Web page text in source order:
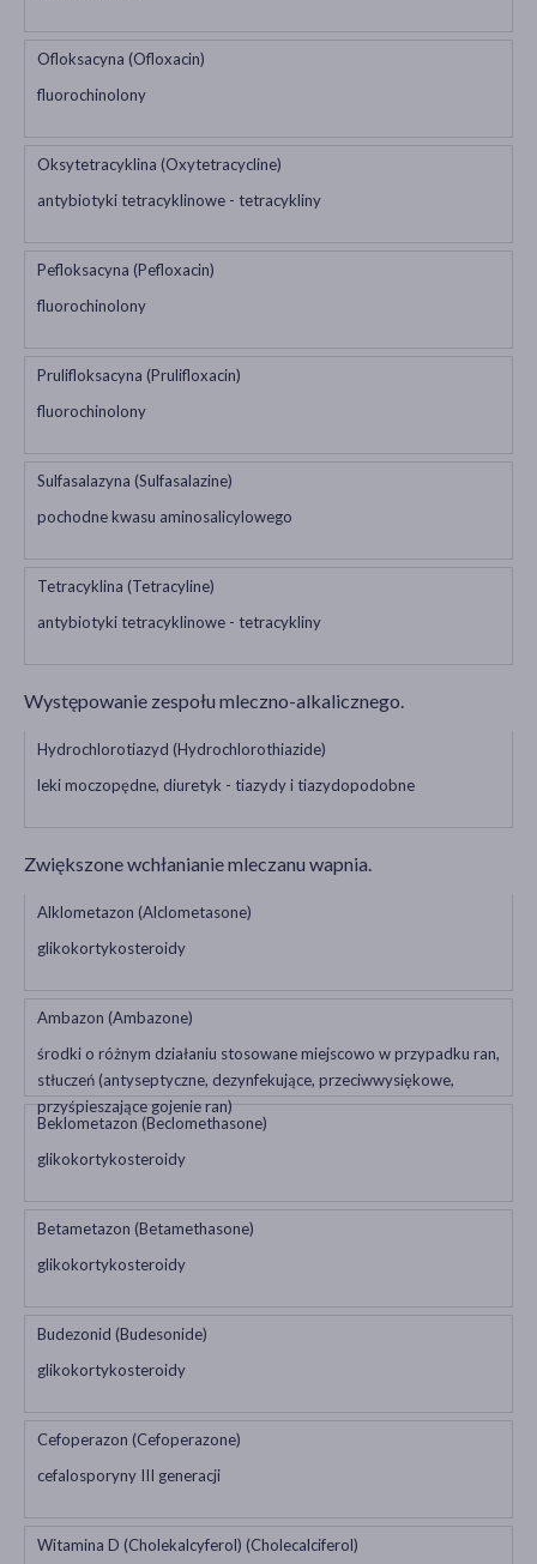
Ofloksacyna (Ofloxacin)
fluorochinolony
Oksytetracyklina (Oxytetracycline)
antybiotyki tetracyklinowe - tetracykliny
Pefloksacyna (Pefloxacin)
fluorochinolony
Prulifloksacyna (Prulifloxacin)
fluorochinolony
Sulfasalazyna (Sulfasalazine)
pochodne kwasu aminosalicylowego
Tetracyklina (Tetracyline)
antybiotyki tetracyklinowe - tetracykliny
Występowanie zespołu mleczno-alkalicznego.
Hydrochlorotiazyd (Hydrochlorothiazide)
leki moczopędne, diuretyk - tiazydy i tiazydopodobne
Zwiększone wchłanianie mleczanu wapnia.
Alklometazon (Alclometasone)
glikokortykosteroidy
Ambazon (Ambazone)
środki o różnym działaniu stosowane miejscowo w przypadku ran,
stłuczeń (antyseptyczne, dezynfekujące, przeciwwysiękowe,
przyśpieszające gojenie ran)
Beklometazon (Beclomethasone)
glikokortykosteroidy
Betametazon (Betamethasone)
glikokortykosteroidy
Budezonid (Budesonide)
glikokortykosteroidy
Cefoperazon (Cefoperazone)
cefalosporyny III generacji
Witamina D (Cholekalcyferol) (Cholecalciferol)